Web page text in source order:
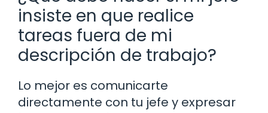
insiste en que realice
tareas fuera de mi
descripción de trabajo?
Lo mejor es comunicarte
directamente con tu jefe y expresar